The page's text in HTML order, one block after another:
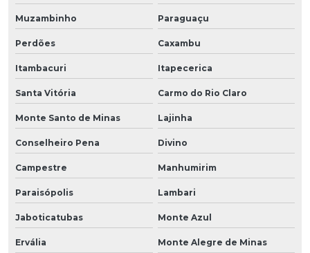
Muzambinho Paraguaçu
Perdões Caxambu
Itambacuri Itapecerica
Santa Vitória Carmo do Rio Claro
Monte Santo de Minas Lajinha
Conselheiro Pena Divino
Campestre Manhumirim
Paraisópolis Lambari
Jaboticatubas Monte Azul
Ervália Monte Alegre de Minas